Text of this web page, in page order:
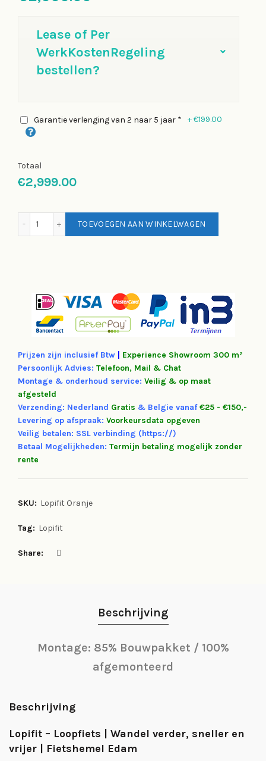
Lease of Per
WerkKostenRegeling
bestellen?
Garantie verlenging van 2 naar 5 jaar * +€199.00
Totaal
€2,999.00
TOEVOEGEN AAN WINKELWAGEN
Prijzen zijn inclusief Btw Experience Showroom 300 m²
Persoonlijk Advies: Telefoon, Mail & Chat
Montage & onderhoud service: Veilig & op maat
afgesteld
Verzending: Nederland Gratis & Belgie vanaf €25 - €150,-
Levering op afspraak: Voorkeursdata opgeven
Veilig betalen: SSL verbinding (https://)
Betaal Mogelijkheden: Termijn betaling mogelijk zonder
rente
SKU: Lopifit Oranje
Tag: Lopifit
Share
Beschrijving
Montage: 85% Bouwpakket / 100%
afgemonteerd
Beschrijving
Lopifit – Loopfiets | Wandel verder, sneller en
vrijer | Fietshemel Edam